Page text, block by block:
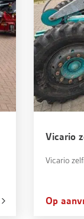
Vicario
Vicario
Op